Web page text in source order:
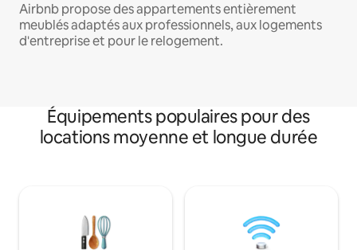
Airbnb propose des appartements entièrement
meublés adaptés aux professionnels, aux logements
d'entreprise et pour le relogement.
Équipements populaires pour des
locations moyenne et longue durée